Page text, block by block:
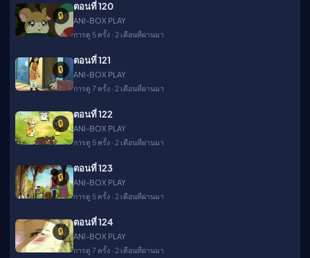
🔒
ตอนที่ 120
ANI-BOX PLAY
การดู 5 ครั้ง · 2 เดือนที่ผ่านมา
🔒
ตอนที่ 121
ANI-BOX PLAY
การดู 7 ครั้ง · 2 เดือนที่ผ่านมา
🔒
ตอนที่ 122
ANI-BOX PLAY
การดู 5 ครั้ง · 2 เดือนที่ผ่านมา
🔒
ตอนที่ 123
ANI-BOX PLAY
การดู 5 ครั้ง · 2 เดือนที่ผ่านมา
🔒
ตอนที่ 124
ANI-BOX PLAY
การดู 7 ครั้ง · 2 เดือนที่ผ่านมา